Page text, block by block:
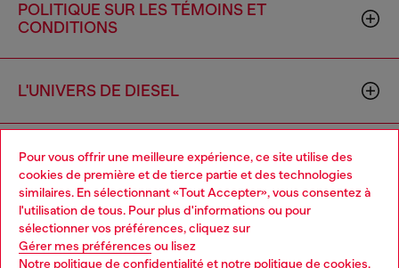
Pour vous offrir une meilleure expérience, ce site utilise des
cookies de première et de tierce partie et des technologies
similaires. En sélectionnant «Tout Accepter», vous consentez à
l'utilisation de tous. Pour plus d'informations ou pour
sélectionner vos préférences, cliquez sur
Gérer mes préférences ou lisez
Notre politique de confidentialitéet notre politique de cookies.
POLITIQUE SUR LES TÉMOINS ET
CONDITIONS
L'UNIVERS DE DIESEL
ENTREPRISE
Choose your location
You are currently browsing Canada website, but it seems you